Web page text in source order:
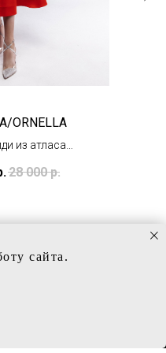
ORNELLA
из атласа
28 000 р.
сайта.